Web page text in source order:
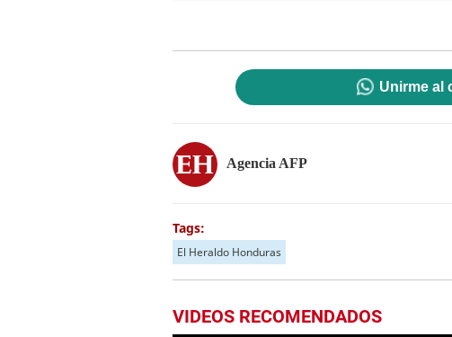
Unirme al
Agencia AFP
Tags:
El Heraldo Honduras
VIDEOS RECOMENDADOS